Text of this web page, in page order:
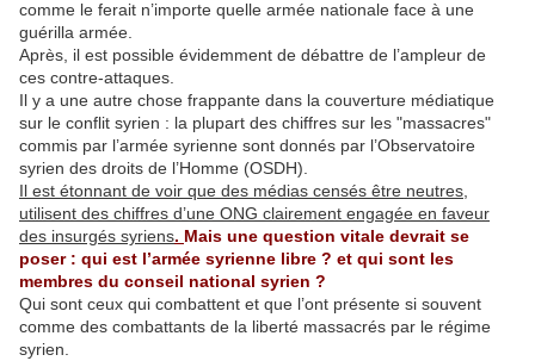
comme le ferait n’importe quelle armée nationale face à une
guérilla armée.
Après, il est possible évidemment de débattre de l’ampleur de
ces contre-attaques.
Il y a une autre chose frappante dans la couverture médiatique
sur le conflit syrien : la plupart des chiffres sur les "massacres"
commis par l’armée syrienne sont donnés par l’Observatoire
syrien des droits de l’Homme (OSDH).
Il est étonnant de voir que des médias censés être neutres,
utilisent des chiffres d’une ONG clairement engagée en faveur
des insurgés syriens. Mais une question vitale devrait se
poser : qui est l’armée syrienne libre ? et qui sont les
membres du conseil national syrien ?
Qui sont ceux qui combattent et que l’ont présente si souvent
comme des combattants de la liberté massacrés par le régime
syrien.